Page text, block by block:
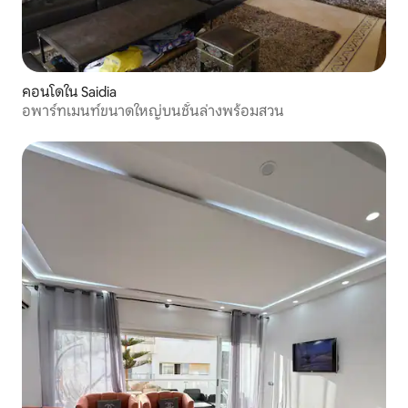
คอนโดใน Saidia
อพาร์ทเมนท์ขนาดใหญ่บนชั้นล่างพร้อมสวน